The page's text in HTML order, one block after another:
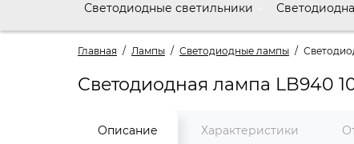
Светодиодные светильники
Главная Лампы Светодиодные лампы
Светодиодная лампа LB940
Описание Характеристики